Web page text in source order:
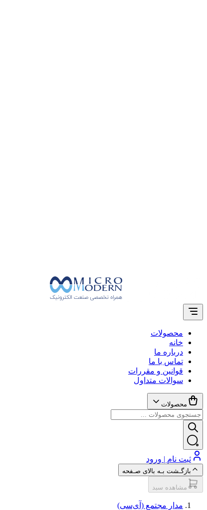
محصولات
خانه
درباره ما
تماس با ما
قوانین و مقررات
سوالات متداول
محصولات
ثبت نام | ورود
بازگـشت بـه بالای صـفحه
مشاهده سبد
مدار مجتمع (آی‌سی‌)